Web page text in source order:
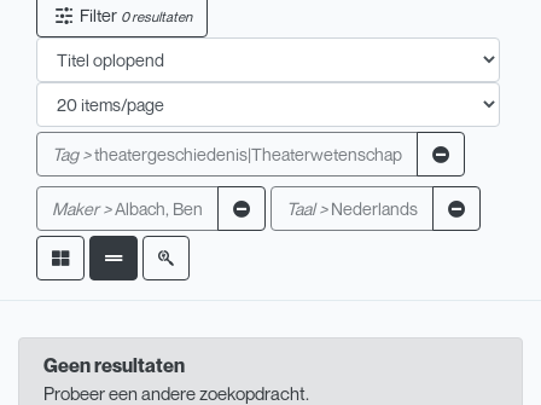
Filter 0 resultaten
Tag >theatergeschiedenis|Theaterwetenschap
Maker >Albach, Ben Taal > Nederlands
Geen resultaten
Probeer een andere zoekopdracht.